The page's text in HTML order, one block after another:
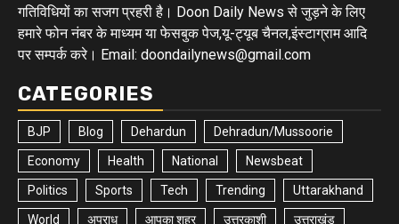
गतिविधियों का सजग प्रहरी है। Doon Daily News से जुड़ने के लिए
हमारे फोन नंबर के माध्यम या फेसबुक पेज,यू-ट्यूब चैनल,इंस्टाग्राम आदि
पर सम्पर्क करे। Email: doondailynews@gmail.com
CATEGORIES
BJP Blog Dehardun Dehradun/Mussoorie
Economy Health National Newsbeat
Politics Sports Tech Trending Uttarakhand
World अपराध आपका शहर उत्तरकाशी उत्तराखंड